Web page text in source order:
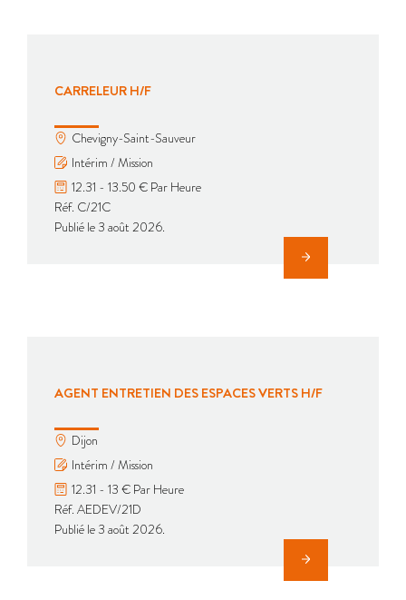
CARRELEUR H/F
Chevigny-Saint-Sauveur
Intérim / Mission
12.31 - 13.50 € Par Heure
Réf. C/21C
Publié le 3 août 2026.
AGENT ENTRETIEN DES ESPACES VERTS H/F
Dijon
Intérim / Mission
12.31 - 13 € Par Heure
Réf. AEDEV/21D
Publié le 3 août 2026.